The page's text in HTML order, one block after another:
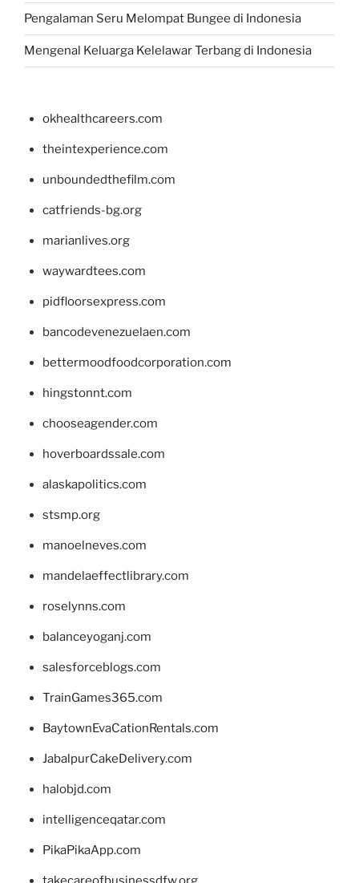
Pengalaman Seru Melompat Bungee di Indonesia
Mengenal Keluarga Kelelawar Terbang di Indonesia
okhealthcareers.com
theintexperience.com
unboundedthefilm.com
catfriends-bg.org
marianlives.org
waywardtees.com
pidfloorsexpress.com
bancodevenezuelaen.com
bettermoodfoodcorporation.com
hingstonnt.com
chooseagender.com
hoverboardssale.com
alaskapolitics.com
stsmp.org
manoelneves.com
mandelaeffectlibrary.com
roselynns.com
balanceyoganj.com
salesforceblogs.com
TrainGames365.com
BaytownEvaCationRentals.com
JabalpurCakeDelivery.com
halobjd.com
intelligenceqatar.com
PikaPikaApp.com